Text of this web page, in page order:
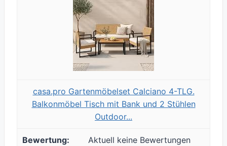
casa.pro Gartenmöbelset Calciano 4-TLG.
Balkonmöbel Tisch mit Bank und 2 Stühlen
Outdoor...
Aktuell keine Bewertungen